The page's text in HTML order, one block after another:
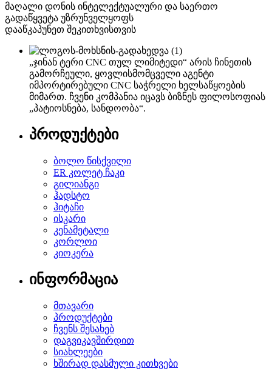
მაღალი დონის ინტელექტუალური და საერთო
გადაწყვეტა უზრუნველყოფს
დააწკაპუნეთ შეკითხვისთვის
„ჯინან ტერი CNC თულ ლიმიტედი“ არის ჩინეთის
გამორჩეული, ყოვლისმომცველი აგენტი
იმპორტირებული CNC საჭრელი ხელსაწყოების
მიმართ. ჩვენი კომპანია იცავს ბიზნეს ფილოსოფიას
„პატიოსნება, სანდოობა“.
პროდუქტები
ბოლო წისქვილი
ER კოლეტ ჩაკი
გილიანგი
ჰადსტო
ჰიტაჩი
ისკარი
კენამეტალი
კორლოი
კიოკერა
ინფორმაცია
მთავარი
პროდუქტები
ჩვენს შესახებ
დაგვიკავშირდით
სიახლეები
ხშირად დასმული კითხვები